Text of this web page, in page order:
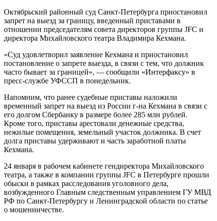
Октябрьский районный суд Санкт-Петербурга приостановил
запрет на выезд за границу, введенный приставами в
отношении председателям совета директоров группы JFC и
директора Михайловского театра Владимира Кехмана.
«Суд удовлетворил заявление Кехмана и приостановил
постановление о запрете выезда, в связи с тем, что должник
часто бывает за границей», — сообщили «Интерфаксу» в
пресс-службе УФССП в понедельник.
Напомним, что ранее судебные приставы наложили
временный запрет на выезд из России г-на Кехмана в связи с
его долгом Сбербанку в размере более 285 млн рублей.
Кроме того, приставы арестовали денежные средства,
нежилые помещения, земельный участок должника. В счет
долга приставы удерживают и часть заработной платы
Кехмана.
24 января в рабочем кабинете гендиректора Михайловского
театра, а также в компании группы JFC в Петербурге прошли
обыски в рамках расследования уголовного дела,
возбужденного Главным следственным управлением ГУ МВД
РФ по Санкт-Петербургу и Ленинградской области по статье
о мошенничестве.